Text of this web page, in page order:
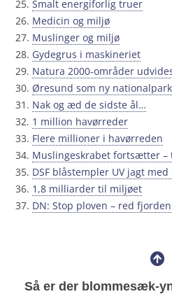
Smalt energiforlig truer
Medicin og miljø
Muslinger og miljø
Gydegrus i maskineriet
Natura 2000-områder
Øresund som ny nationalpark
Nak og æd de sidste ål…
1 million havørreder
Flere millioner i havørreden
Muslingeskrabet fortsætter –
DSF blåstempler UV jagt med
1,8 milliarder til miljøet
DN: Stop ploven – red
Så er der blommesæk-